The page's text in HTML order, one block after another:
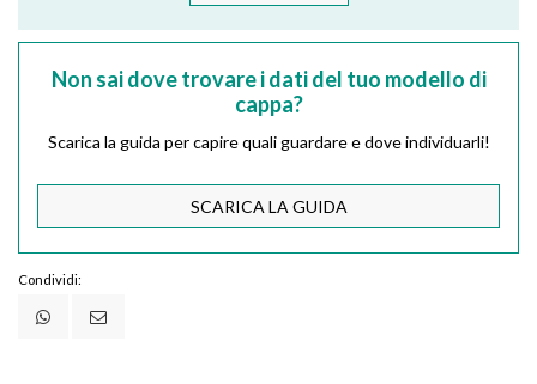
Non sai dove trovare i dati del tuo modello di
cappa?
Scarica la guida per capire quali guardare e dove individuarli!
SCARICA LA GUIDA
Condividi: